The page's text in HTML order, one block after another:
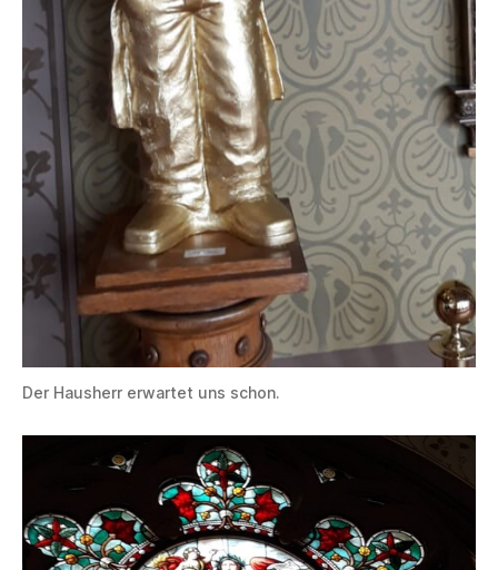
Der Hausherr erwartet uns schon.